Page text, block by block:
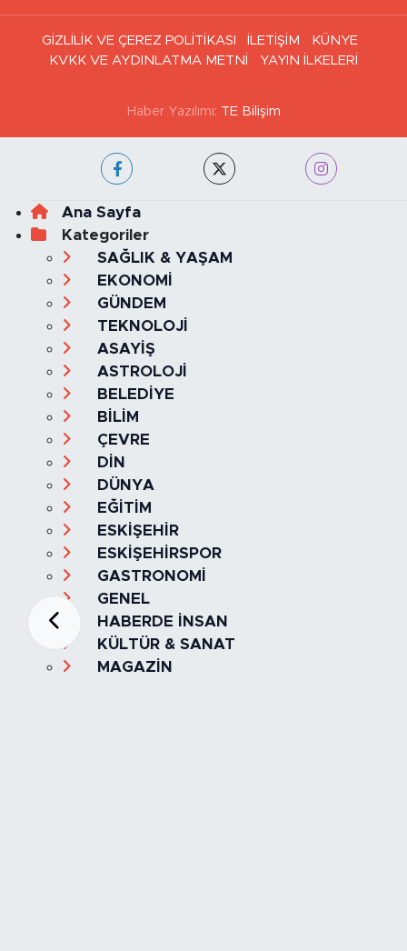
GİZLİLİK VE ÇEREZ POLİTİKASI İLETİŞİM
KÜNYE
KVKK VE AYDINLATMA METNİ
YAYIN İLKELERİ
Haber Yazılımı: TE Bilişim
Ana Sayfa
Kategoriler
SAĞLIK & YAŞAM
EKONOMİ
GÜNDEM
TEKNOLOJİ
ASAYİŞ
ASTROLOJİ
BELEDİYE
BİLİM
ÇEVRE
DİN
DÜNYA
EĞİTİM
ESKİŞEHİR
ESKİŞEHİRSPOR
GASTRONOMİ
GENEL
HABERDE İNSAN
KÜLTÜR & SANAT
MAGAZİN